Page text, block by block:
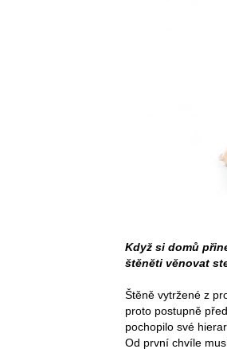
Když si domů
štěněti věnovat
Štěně vytržené z
proto postupně
pochopilo své
Od první chvíle